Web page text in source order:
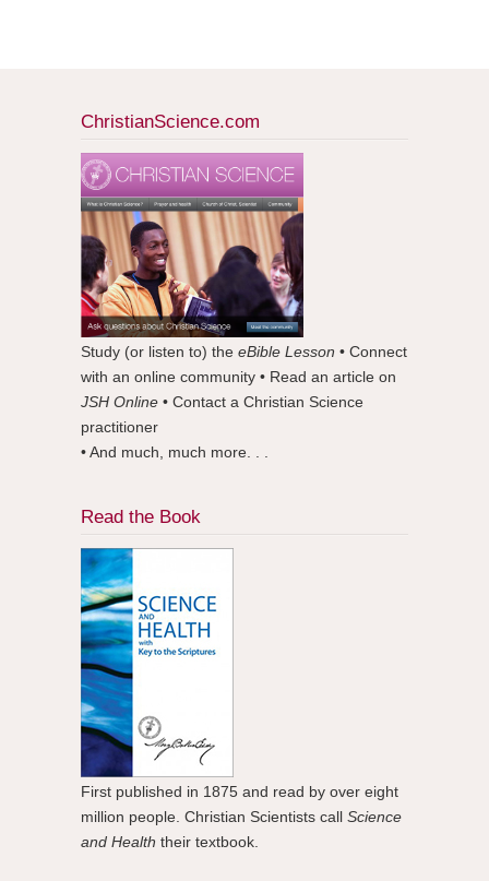
ChristianScience.com
Study (or listen to) the eBible Lesson • Connect
with an online community • Read an article on
JSH Online • Contact a Christian Science
practitioner
• And much, much more. . .
Read the Book
First published in 1875 and read by over eight
million people. Christian Scientists call Science
and Health their textbook.